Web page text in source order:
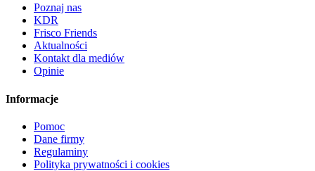
Poznaj nas
KDR
Frisco Friends
Aktualności
Kontakt dla mediów
Opinie
Informacje
Pomoc
Dane firmy
Regulaminy
Polityka prywatności i cookies